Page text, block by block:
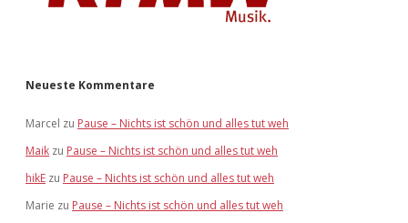
Neueste Kommentare
Marcel zu Pause – Nichts ist schön und alles tut weh
Maik zu Pause – Nichts ist schön und alles tut weh
hikE zu Pause – Nichts ist schön und alles tut weh
Marie zu Pause – Nichts ist schön und alles tut weh